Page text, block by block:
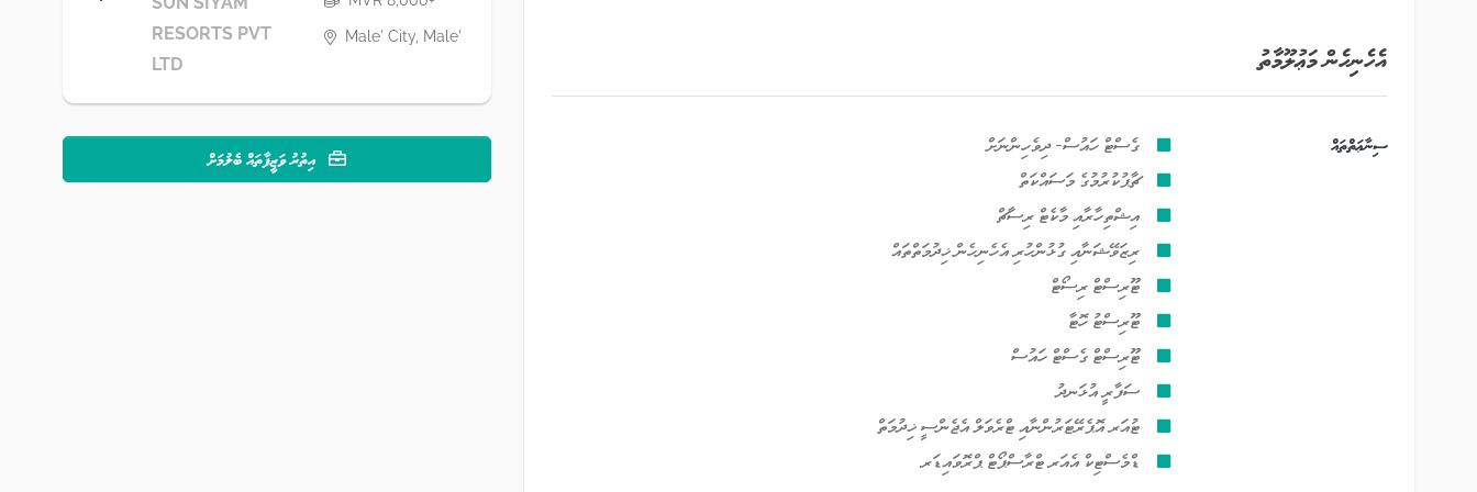
އެހެނިހެން މަޢުލޫމާތު
ސިނާޢަތްތައް
ގެސްޓް ހައުސް- ދިވެހިންނަށް
ޗާޕުކުރުމުގެ މަސައްކަތް
އިޝްތިހާރާއި މާކެޓް ރިސާޗް
ރިޒަވޭޝަނާއި ގުޅުންހުރި އެހެނިހެން ޚިދުމަތްތައް
ޓޫރިސްޓް ރިސޯޓް
ޓޫރިސްޓު ހޮޓާ
ޓޫރިސްޓް ގެސްޓް ހައުސް
ސަފާރީ އުޅަނދު
ޓުއަރ އޮޕެރޭޓަރުންނާއި ޓްރެވަލް އެޖެންސީ ޚިދުމަތް
ޑްމެސްޓިކް އެއަރ ޓްރާސްޕޯޓް ޕްރޮވައިޑަރ
RESORTS PVT
LTD
Male' City, Male'
އިތުރު ވަޒީފާތައް ބެލުމަށް